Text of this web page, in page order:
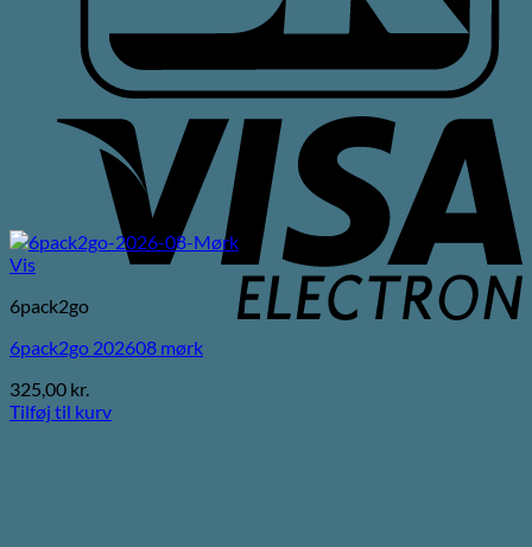
Vis
6pack2go
6pack2go 202608 mørk
325,00 kr.
Tilføj til kurv